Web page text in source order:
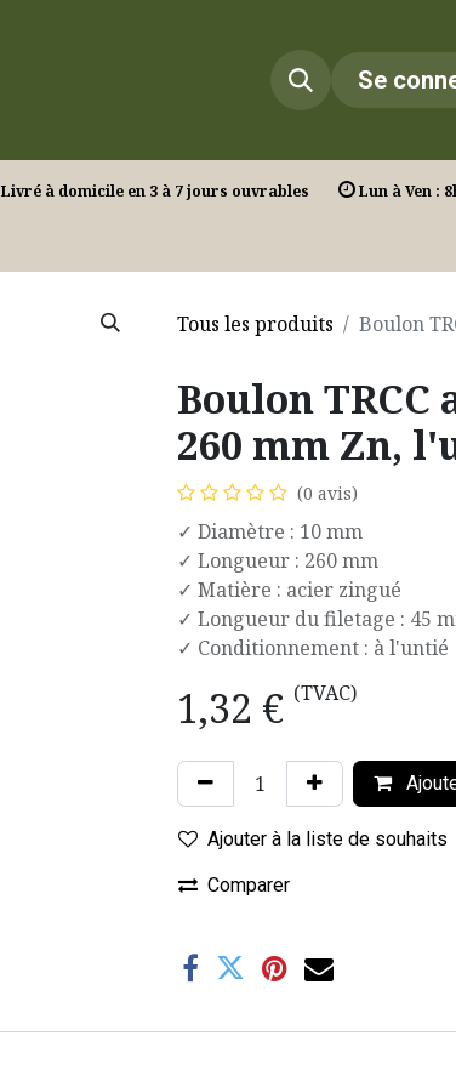
Se
Livré à domicile en 3 à 7 jours ouvrables
Lun à Ven :
Tous les produits Boulon
Boulon TRCC
260 mm Zn,
(0 avis)
✓ Diamètre : 10 mm
✓ Longueur : 260 mm
✓ Matière : acier zingué
✓ Longueur du filetage : 45
✓ Conditionnement : à l'untié
1,32 € (TVAC)
Ajouter à la liste de souhaits
Comparer